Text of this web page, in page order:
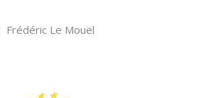
Frédéric Le Mouël